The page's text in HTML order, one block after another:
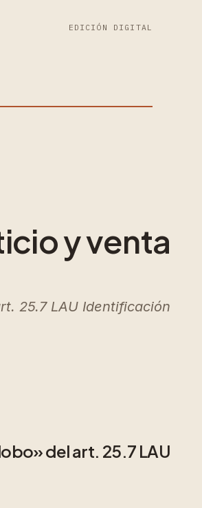
EDICIÓN DIGITAL
y venta
25.7 LAU Identificación
del art. 25.7 LAU